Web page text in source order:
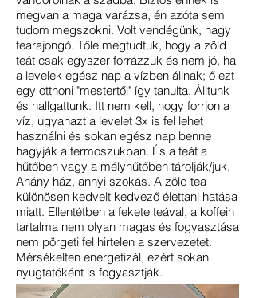
megvan a maga varázsa, én azóta sem
tudom megszokni. Volt vendégünk, nagy
tearajongó. Tőle megtudtuk, hogy a zöld
teát csak egyszer forrázzuk és nem jó, ha
a levelek egész nap a vízben állnak; ő ezt
egy otthoni "mestertől" így tanulta. Álltunk
és hallgattunk. Itt nem kell, hogy forrjon a
víz, ugyanazt a levelet 3x is fel lehet
használni és sokan egész nap benne
hagyják a termoszukban. És a teát a
hűtőben vagy a mélyhűtőben tárolják/juk.
Ahány ház, annyi szokás. A zöld tea
különösen kedvelt kedvező élettani hatása
miatt. Ellentétben a fekete teával, a koffein
tartalma nem olyan magas és fogyasztása
nem pörgeti fel hirtelen a szervezetet.
Mérsékelten energetizál, ezért sokan
nyugtatóként is fogyasztják.